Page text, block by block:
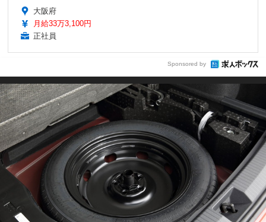
大阪府
月給33万3,100円
正社員
Sponsored by